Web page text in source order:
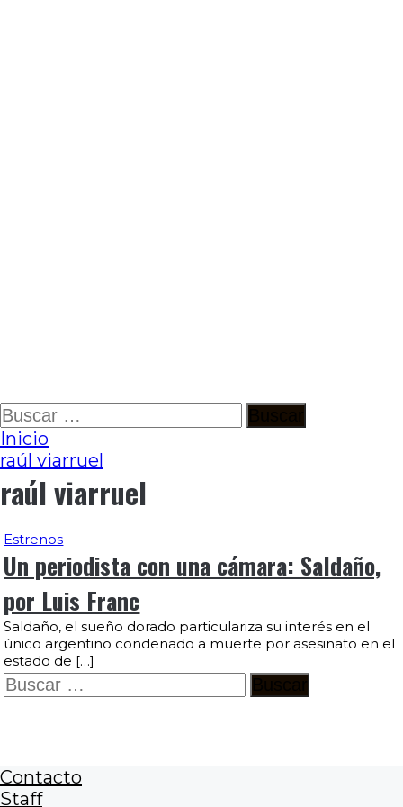
Ir
al
contenido
Buscar:
Inicio
raúl viarruel
raúl viarruel
Estrenos
Un periodista con una cámara: Saldaño,
por Luis Franc
Saldaño, el sueño dorado particulariza su interés en el
único argentino condenado a muerte por asesinato en el
estado de […]
Buscar:
Contacto
Staff